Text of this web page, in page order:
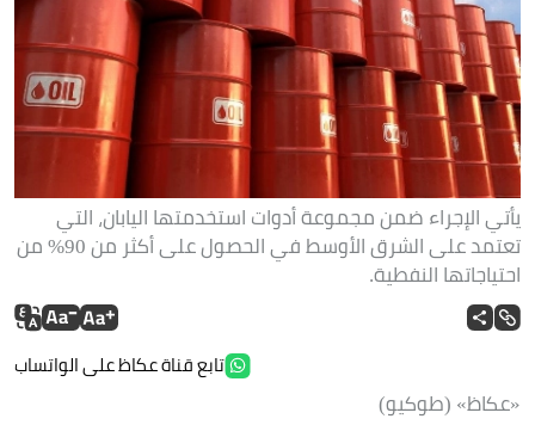
يأتي الإجراء ضمن مجموعة أدوات استخدمتها اليابان، التي
تعتمد على الشرق الأوسط في الحصول على أكثر من 90% من
احتياجاتها النفطية.
تابع قناة عكاظ على الواتساب
«عكاظ» (طوكيو)